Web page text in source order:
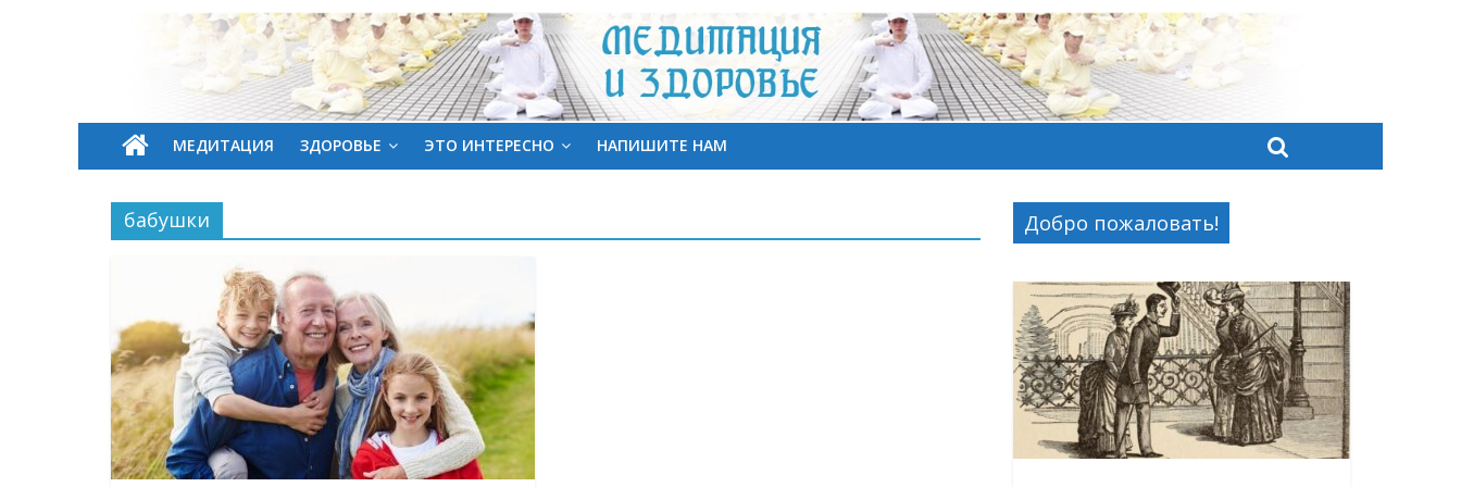
МЕДИТАЦИЯ ЗДОРОВЬЕ ЭТО ИНТЕРЕСНО НАПИШИТЕ НАМ
бабушки Добро пожаловать!